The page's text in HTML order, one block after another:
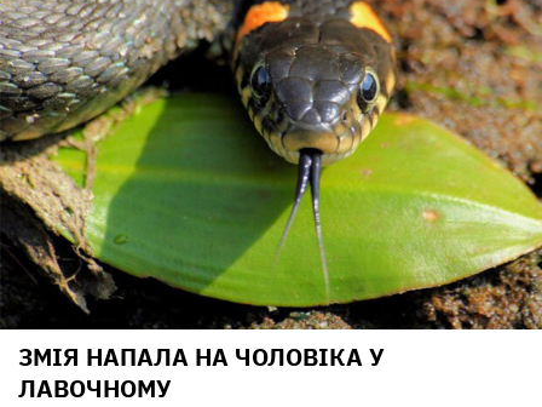
ЗМІЯ НАПАЛА НА ЧОЛОВІКА У
ЛАВОЧНОМУ